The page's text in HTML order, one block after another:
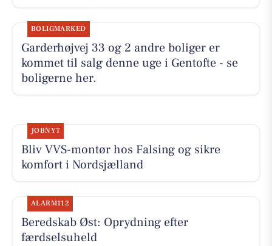
BOLIGMARKED
Garderhøjvej 33 og 2 andre boliger er
kommet til salg denne uge i Gentofte - se
boligerne her.
JOBNYT
Bliv VVS-montør hos Falsing og sikre
komfort i Nordsjælland
ALARM112
Beredskab Øst: Oprydning efter
færdselsuheld